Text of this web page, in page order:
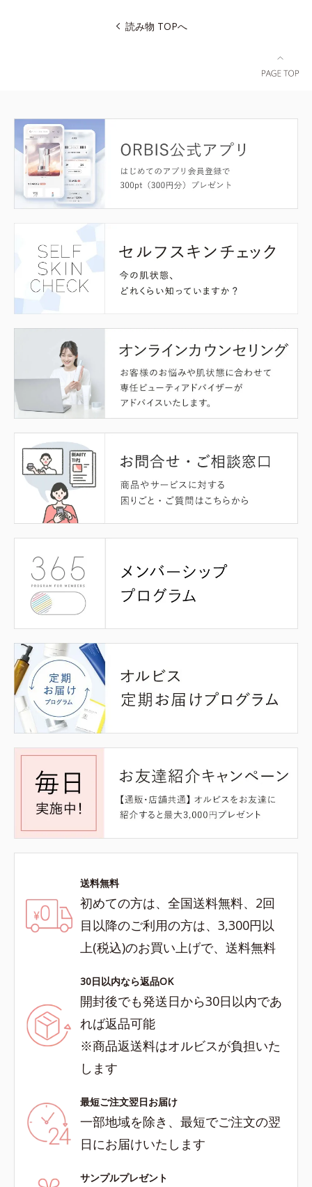
読み物 TOPへ
送料無料
初めての方は、全国送料無料、2回
目以降のご利用の方は、3,300円以
上(税込)のお買い上げで、送料無料
30日以内なら返品OK
開封後でも発送日から30日以内であ
れば返品可能
※商品返送料はオルビスが負担いた
します
最短ご注文翌日お届け
一部地域を除き、最短でご注文の翌
日にお届けいたします
サンプルプレゼント